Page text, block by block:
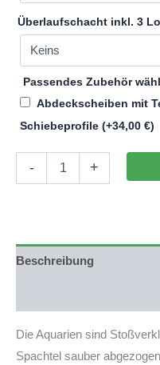
Überlaufschacht inkl. 3
Passendes Zubehör
Abdeckscheiben mit
Schiebeprofile (+34,00 €)
-
47x50x47cm
Lager)
+
Beschreibung
Die Aquarien sind
Spachtel sauber